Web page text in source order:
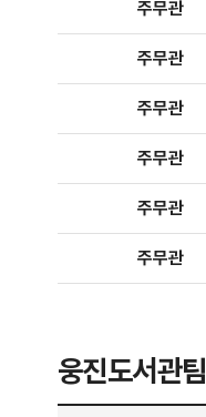
주무관
주무관
주무관
주무관
주무관
주무관
웅진도서관팀
웅진도서관팀 - 직위, 전화번호, 담당업무 정보제공